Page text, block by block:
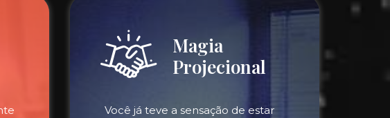
Magia
Projecional
Você já teve a sensação de estar